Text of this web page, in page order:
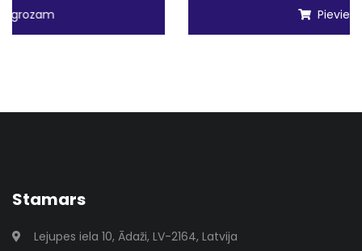
Pievienot grozam
Stamars
Lejupes iela 10, Ādaži, LV-2164, Latvija